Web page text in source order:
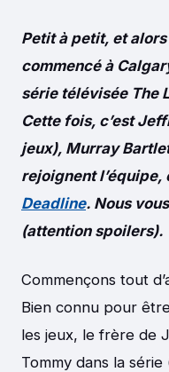
Petit à petit, et
commencé à
série télévisée The
Cette fois, c’est
jeux), Murray
rejoignent
Deadline. Nous
(attention spoilers).
Commençons tout
Bien connu pour
les jeux, le frère de
Tommy dans la série